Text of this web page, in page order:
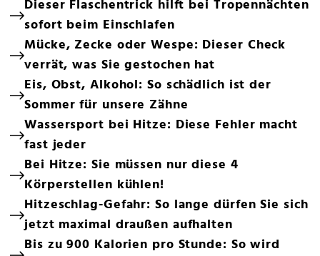
Dieser Flaschentrick hilft bei Tropennächten
sofort beim Einschlafen
Mücke, Zecke oder Wespe: Dieser Check
verrät, was Sie gestochen hat
Eis, Obst, Alkohol: So schädlich ist der
Sommer für unsere Zähne
Wassersport bei Hitze: Diese Fehler macht
fast jeder
Bei Hitze: Sie müssen nur diese 4
Körperstellen kühlen!
Hitzeschlag-Gefahr: So lange dürfen Sie sich
jetzt maximal draußen aufhalten
Bis zu 900 Kalorien pro Stunde: So wird